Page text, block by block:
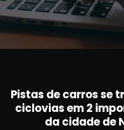
Pistas de carros se
ciclovias em 2
da cidade de